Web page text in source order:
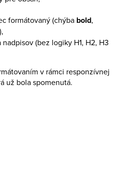
formátovaný (chýba bold,
(bez logiky H1, H2, H3
v rámci responzívnej
už bola spomenutá.